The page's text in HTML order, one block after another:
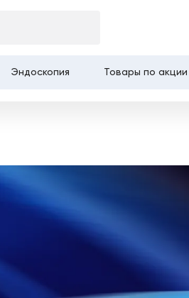
Эндоскопия Товары по акции